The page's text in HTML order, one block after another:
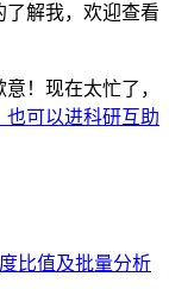
解我，欢迎查看
！现在太忙了，
也可以进科研互助
比值及批量分析